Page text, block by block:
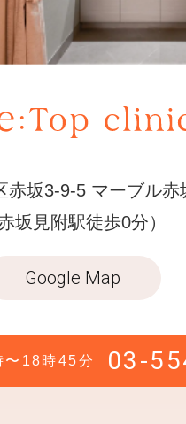
赤坂3-9-5 マーブル赤
赤坂見附駅徒歩0分）
Google Map
〜18時45分 03-